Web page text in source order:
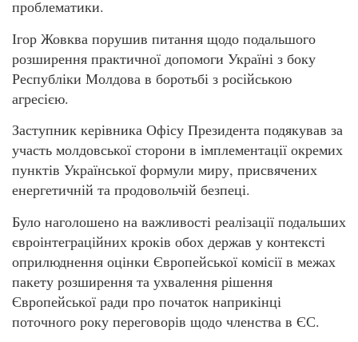
проблематики.
Ігор Жовква порушив питання щодо подальшого
розширення практичної допомоги Україні з боку
Республіки Молдова в боротьбі з російською
агресією.
Заступник керівника Офісу Президента подякував за
участь молдовської сторони в імплементації окремих
пунктів Української формули миру, присвячених
енергетичній та продовольчій безпеці.
Було наголошено на важливості реалізації подальших
євроінтеграційних кроків обох держав у контексті
оприлюднення оцінки Європейської комісії в межах
пакету розширення та ухвалення рішення
Європейської ради про початок наприкінці
поточного року переговорів щодо членства в ЄС.